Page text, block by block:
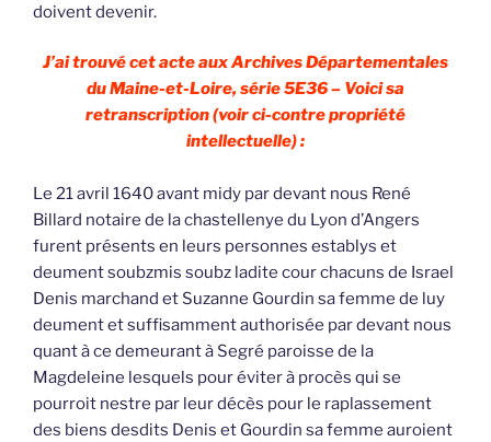
doivent devenir.
J’ai trouvé cet acte aux Archives Départementales
du Maine-et-Loire, série 5E36 – Voici sa
retranscription (voir ci-contre propriété
intellectuelle) :
Le 21 avril 1640 avant midy par devant nous René
Billard notaire de la chastellenye du Lyon d’Angers
furent présents en leurs personnes establys et
deument soubzmis soubz ladite cour chacuns de Israel
Denis marchand et Suzanne Gourdin sa femme de luy
deument et suffisamment authorisée par devant nous
quant à ce demeurant à Segré paroisse de la
Magdeleine lesquels pour éviter à procès qui se
pourroit nestre par leur décès pour le raplassement
des biens desdits Denis et Gourdin sa femme auroient